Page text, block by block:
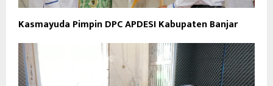
Kasmayuda Pimpin DPC APDESI Kabupaten Banjar